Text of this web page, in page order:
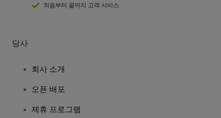
처음부터 끝까지 고객 서비스
당사
회사 소개
오픈 배포
제휴 프로그램